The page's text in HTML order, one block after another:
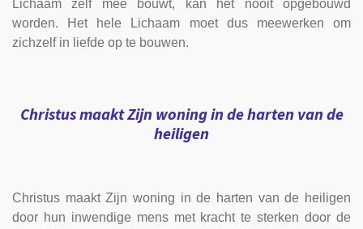
Lichaam zelf mee bouwt, kan het nooit opgebouwd
worden. Het hele Lichaam moet dus meewerken om
zichzelf in liefde op te bouwen.
Christus maakt Zijn woning in de harten van de
heiligen
Christus maakt Zijn woning in de harten van de heiligen
door hun inwendige mens met kracht te sterken door de